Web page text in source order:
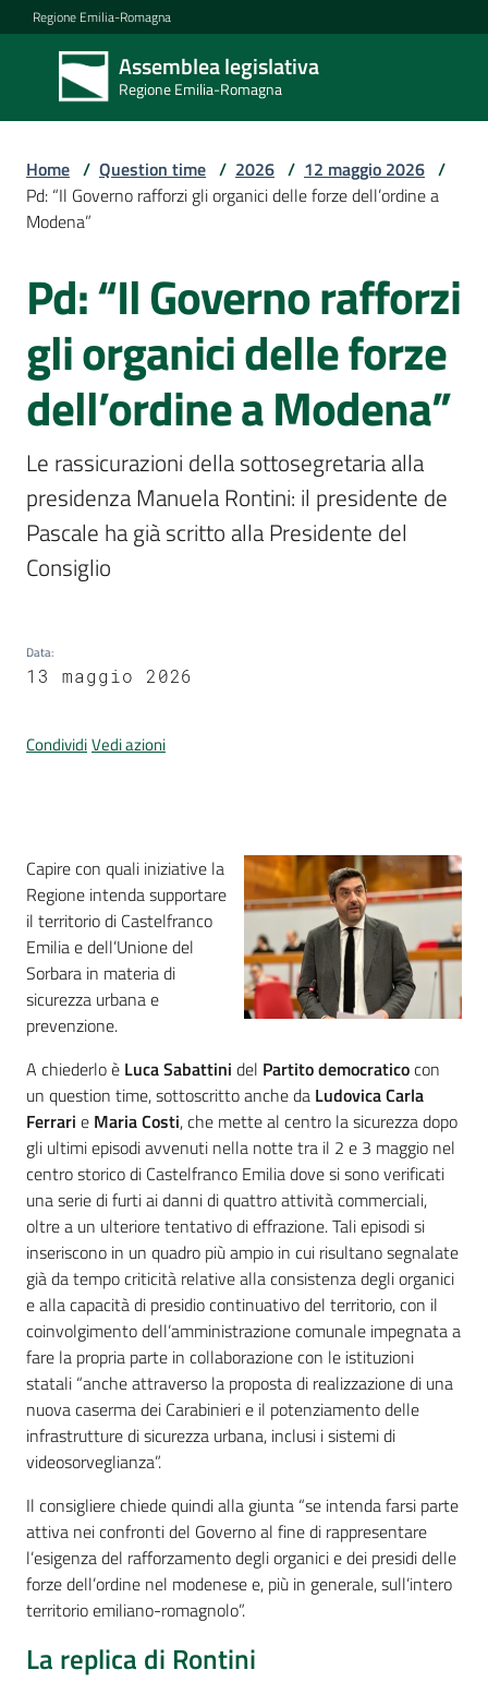
Vai al contenuto
Vai alla navigazione
Vai al footer
Regione Emilia-Romagna
Assemblea legislativa
Regione Emilia-Romagna
Assemblea
legislativa
Regione Emilia-
Assemblea
Attività
Argomenti
Per
i
media
cittadini
Home / Question time / 2026 / 12 maggio 2026 /
Pd: “Il Governo rafforzi gli organici delle forze dell’ordine a
Modena”
Salta al contenuto
Pd: “Il Governo rafforzi
gli organici delle forze
dell’ordine a Modena”
Le rassicurazioni della sottosegretaria alla
presidenza Manuela Rontini: il presidente de
Pascale ha già scritto alla Presidente del
Consiglio
Data:
13 maggio 2026
CondividiVedi azioni
Introduzione
Capire con quali iniziative la
Regione intenda supportare
il territorio di Castelfranco
Emilia e dell’Unione del
Sorbara in materia di
sicurezza urbana e
prevenzione.
A chiederlo è Luca Sabattini del Partito democraticocon
un question time, sottoscritto anche da Ludovica Carla
Ferrari e Maria Costi, che mette al centro la sicurezza dopo
gli ultimi episodi avvenuti nella notte tra il 2 e 3 maggio nel
centro storico di Castelfranco Emilia dove si sono verificati
una serie di furti ai danni di quattro attività commerciali,
oltre a un ulteriore tentativo di effrazione. Tali episodi si
inseriscono in un quadro più ampio in cui risultano segnalate
già da tempo criticità relative alla consistenza degli organici
e alla capacità di presidio continuativo del territorio, con il
coinvolgimento dell’amministrazione comunale impegnata a
fare la propria parte in collaborazione con le istituzioni
statali “anche attraverso la proposta di realizzazione di una
nuova caserma dei Carabinieri e il potenziamento delle
infrastrutture di sicurezza urbana, inclusi i sistemi di
videosorveglianza”.
Il consigliere chiede quindi alla giunta “se intenda farsi parte
attiva nei confronti del Governo al fine di rappresentare
l’esigenza del rafforzamento degli organici e dei presidi delle
forze dell’ordine nel modenese e, più in generale, sull’intero
territorio emiliano-romagnolo”.
La replica di Rontini